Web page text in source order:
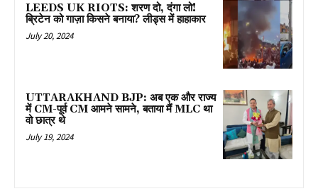
LEEDS UK RIOTS: शरण दो, दंगा लो!
ब्रिटेन को गाज़ा किसने बनाया? लीड्स में हाहाकार
July 20, 2024
UTTARAKHAND BJP: अब एक और राज्य
में CM-पूर्व CM आमने सामने, बताया मैं MLC था
वो छात्र थे
July 19, 2024